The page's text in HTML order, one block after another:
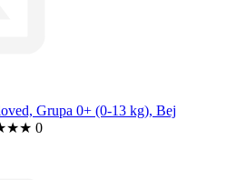
Grupa 0+ (0-13 kg), Bej
★★ 0